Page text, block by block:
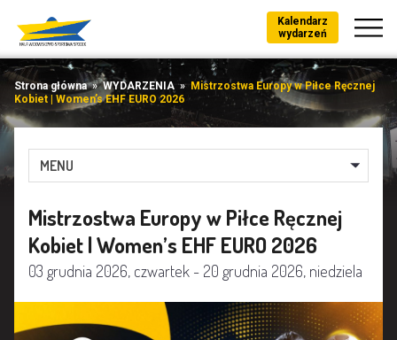
Kalendarz
wydarzeń
Strona główna»WYDARZENIA » Mistrzostwa Europy w Piłce Ręcznej
Kobiet | Women’s EHF EURO 2026
MENU
Mistrzostwa Europy w Piłce Ręcznej
Kobiet | Women’s EHF EURO 2026
03 grudnia 2026, czwartek - 20 grudnia 2026, niedziela